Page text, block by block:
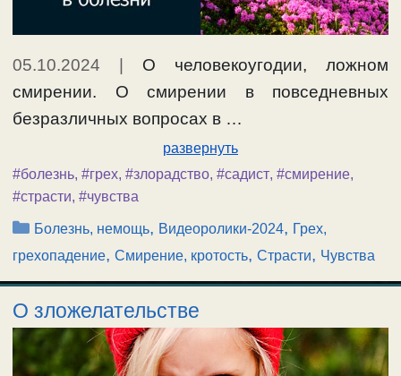
05.10.2024 | О человекоугодии, ложном
смирении. О смирении в повседневных
безразличных вопросах в …
развернуть
#болезнь, #грех, #злорадство, #садист, #смирение,
#страсти, #чувства
Рубрики
Болезнь, немощь, Видеоролики-2024, Грех,
грехопадение, Смирение, кротость, Страсти, Чувства
О зложелательстве